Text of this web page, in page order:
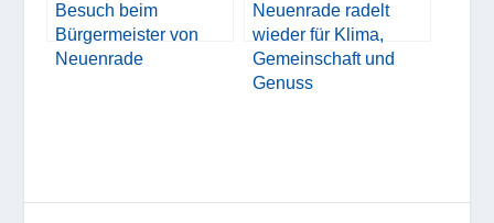
Besuch beim
Bürgermeister von
Neuenrade
Neuenrade radelt
wieder für Klima,
Gemeinschaft und
Genuss